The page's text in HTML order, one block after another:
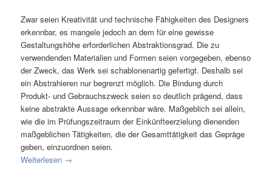
Zwar seien Kreativität und technische Fähigkeiten des Designers
erkennbar, es mangele jedoch an dem für eine gewisse
Gestaltungshöhe erforderlichen Abstraktionsgrad. Die zu
verwendenden Materialien und Formen seien vorgegeben, ebenso
der Zweck, das Werk sei schablonenartig gefertigt. Deshalb sei
ein Abstrahieren nur begrenzt möglich. Die Bindung durch
Produkt- und Gebrauchszweck seien so deutlich prägend, dass
keine abstrakte Aussage erkennbar wäre. Maßgeblich sei allein,
wie die im Prüfungszeitraum der Einkünfteerzielung dienenden
maßgeblichen Tätigkeiten, die der Gesamttätigkeit das Gepräge
geben, einzuordnen seien.
Weiterlesen →